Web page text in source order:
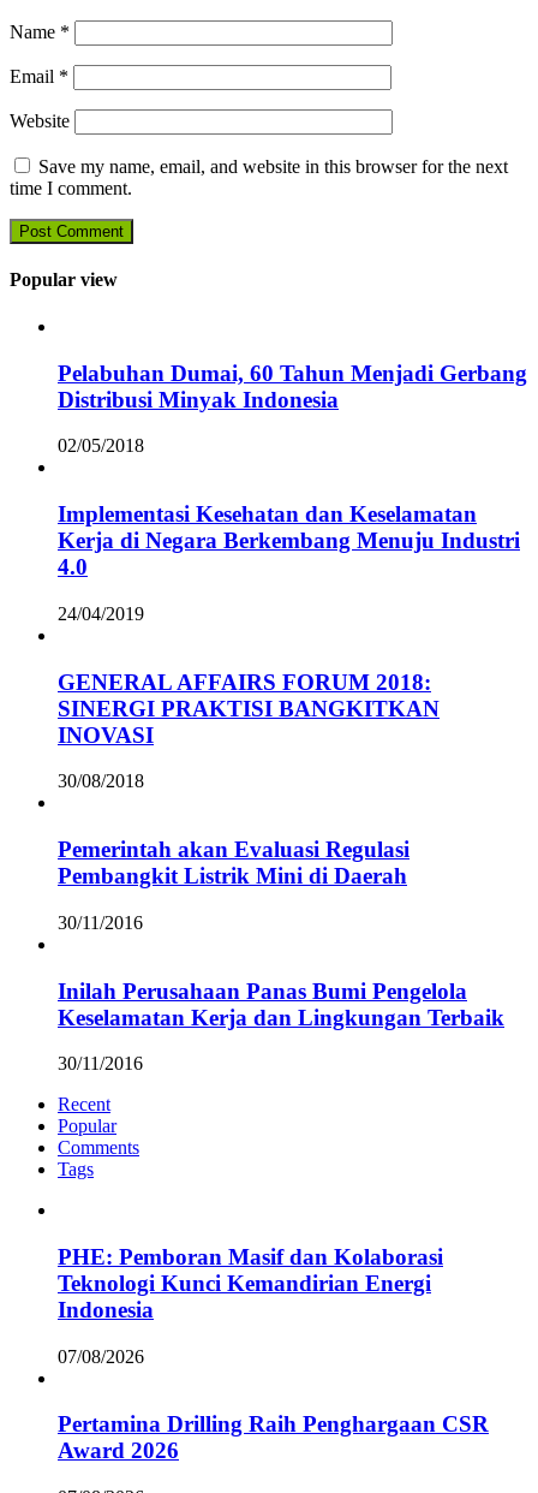
Name *
Email *
Website
Save my name, email, and website in this browser for the next
time I comment.
Popular view
Pelabuhan Dumai, 60 Tahun Menjadi Gerbang
Distribusi Minyak Indonesia
02/05/2018
Implementasi Kesehatan dan Keselamatan
Kerja di Negara Berkembang Menuju Industri
4.0
24/04/2019
GENERAL AFFAIRS FORUM 2018:
SINERGI PRAKTISI BANGKITKAN
INOVASI
30/08/2018
Pemerintah akan Evaluasi Regulasi
Pembangkit Listrik Mini di Daerah
30/11/2016
Inilah Perusahaan Panas Bumi Pengelola
Keselamatan Kerja dan Lingkungan Terbaik
30/11/2016
Recent
Popular
Comments
Tags
PHE: Pemboran Masif dan Kolaborasi
Teknologi Kunci Kemandirian Energi
Indonesia
07/08/2026
Pertamina Drilling Raih Penghargaan CSR
Award 2026